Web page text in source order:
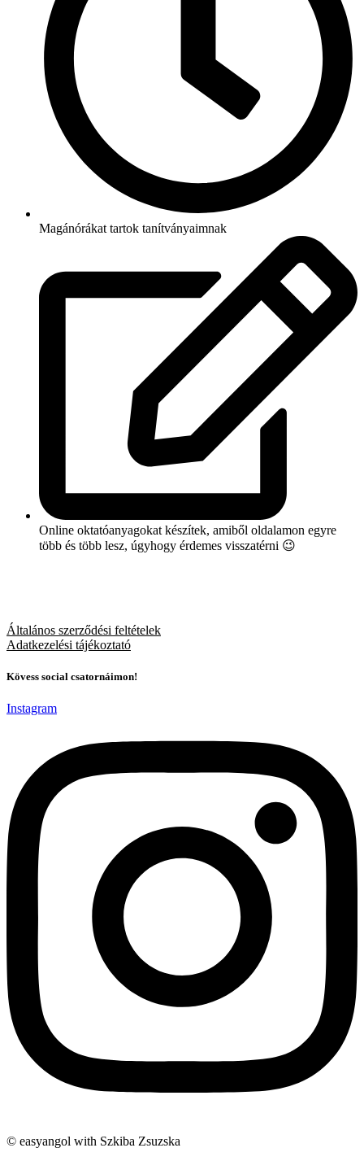
Magánórákat tartok tanítványaimnak
Online oktatóanyagokat készítek, amiből oldalamon egyre
több és több lesz, úgyhogy érdemes visszatérni 😉
Általános szerződési feltételek
Adatkezelési tájékoztató
Kövess social csatornáimon!
Instagram
© easyangol with Szkiba Zsuzska